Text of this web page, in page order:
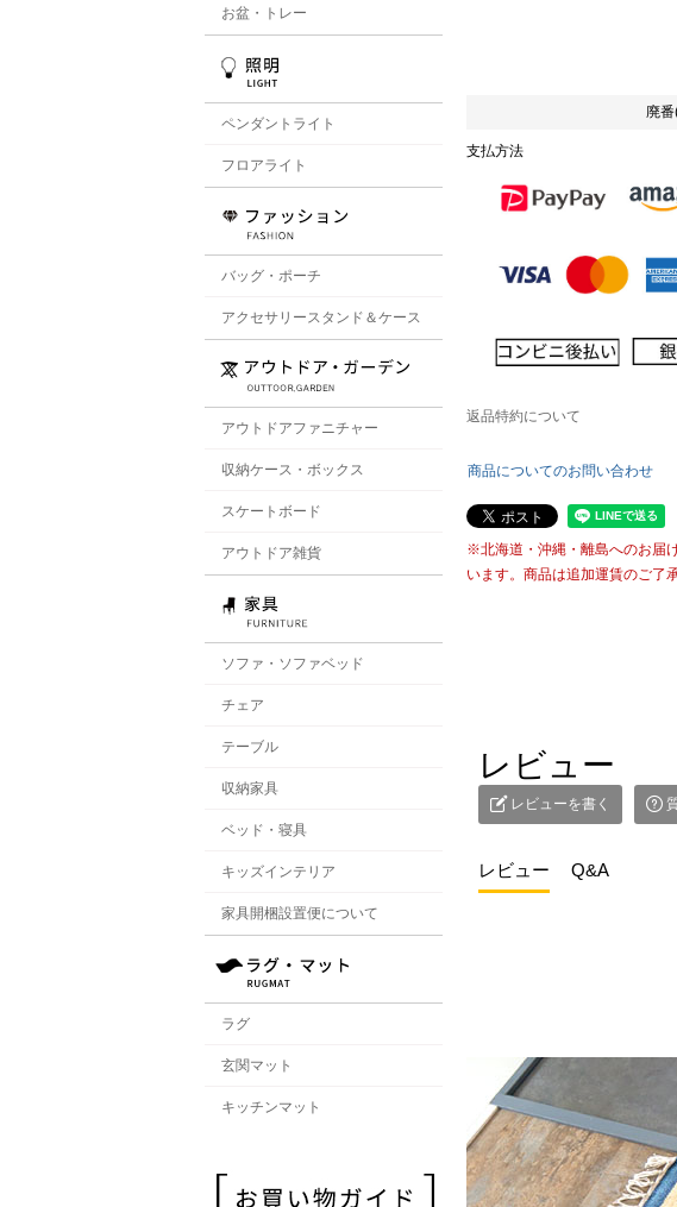
お盆・トレー
ペンダントライト
フロアライト
バッグ・ポーチ
アクセサリースタンド＆ケース
アウトドアファニチャー
収納ケース・ボックス
スケートボード
アウトドア雑貨
ソファ・ソファベッド
チェア
テーブル
収納家具
ベッド・寝具
キッズインテリア
家具開梱設置便について
ラグ
玄関マット
キッチンマット
廃
支払方法
返品特約について
商品についてのお問い合わせ
※北海道・沖縄・離島へのお届
います。商品は追加運賃のご了
レビュー
レビューを書く
レビュー Q&A